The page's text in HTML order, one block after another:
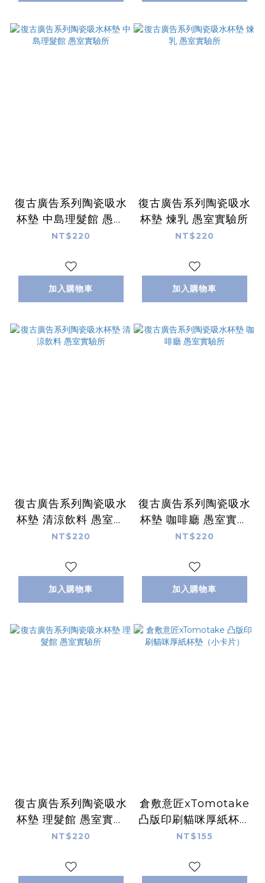
復古廣告系列陶瓷吸水
杯墊 中島理髮館 愚室
實驗所
NT$220
加入購物車
復古廣告系列陶瓷吸水
杯墊 煉乳 愚室實驗所
NT$220
加入購物車
復古廣告系列陶瓷吸水
杯墊 清涼飲料 愚室實
驗所
NT$220
加入購物車
復古廣告系列陶瓷吸水
杯墊 咖啡廳 愚室實驗
所
NT$220
加入購物車
復古廣告系列陶瓷吸水
杯墊 理髮館 愚室實驗
所
NT$220
倉敷意匠xTomotake
凸版印刷貓咪厚紙杯墊
（小卡片）
NT$155